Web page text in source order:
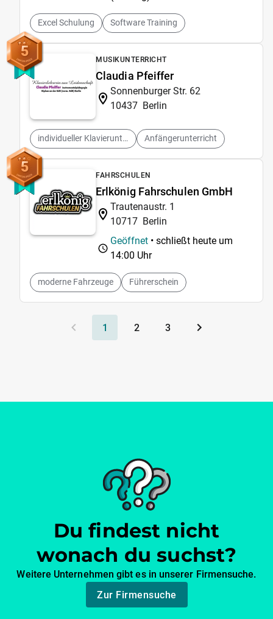
Excel Schulung Software Training
5 MUSIKUNTERRICHT
Claudia Pfeiffer
Sonnenburger Str. 62
10437 Berlin
individueller Klavierunterricht Anfängerunterricht
5 FAHRSCHULEN
Erlkönig Fahrschulen GmbH
Trautenaustr. 1
10717 Berlin
Geöffnet • schließt heute um
14:00 Uhr
moderne Fahrzeuge Führerschein
1 2 3
Du findest nicht
wonach du suchst?
Weitere Unternehmen gibt es in unserer Firmensuche.
Zur Firmensuche